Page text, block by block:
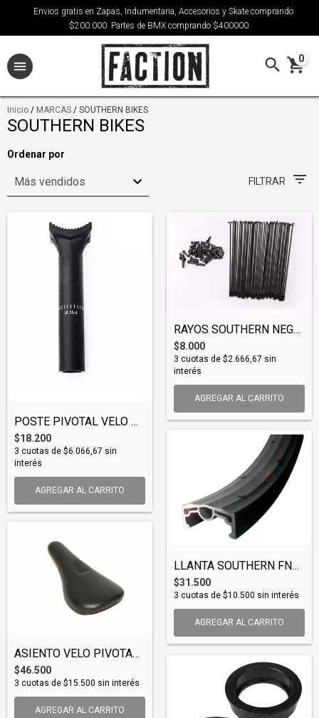
Envios gratis en Zapas, Indumentaria, Accesorios y Skate comprando
$200.000. Partes de BMX comprando $400000.
0
Inicio / MARCAS / SOUTHERN BIKES
SOUTHERN BIKES
Ordenar por
FILTRAR
POSTE PIVOTAL VELO PC SOUTHERN BIKES (PO...
$18.200
3 cuotas de $6.066,67 sin
interés
AGREGAR AL CARRITO
RAYOS SOUTHERN NEGROS 185 IMP X40 (SPOSO...
$8.000
3 cuotas de $2.666,67 sin
interés
AGREGAR AL CARRITO
ASIENTO VELO PIVOTAL 7100 SOUTHERN BIKES...
$46.500
3 cuotas de $15.500 sin interés
AGREGAR AL CARRITO
LLANTA SOUTHERN FNG 20 (RIMSOU003)
$31.500
3 cuotas de $10.500 sin interés
AGREGAR AL CARRITO